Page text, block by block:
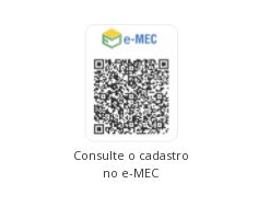
Consulte o cadastro
no e-MEC